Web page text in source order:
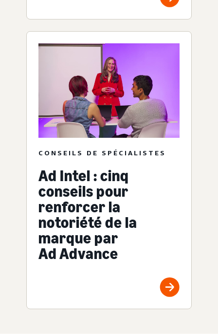
CONSEILS DE SPÉCIALISTES
Ad Intel : cinq
conseils pour
renforcer la
notoriété de la
marque par
Ad Advance